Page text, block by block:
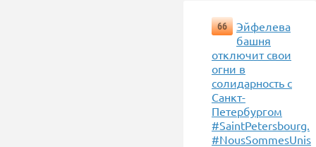
66
Эйфелева
башня
отключит свои
огни в
солидарность с
Санкт-
Петербургом
#SaintPetersbourg.
#NousSommesUnis